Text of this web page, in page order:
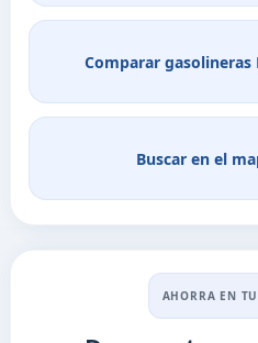
Comparar gasolineras
Buscar en el
AHORRA EN TU